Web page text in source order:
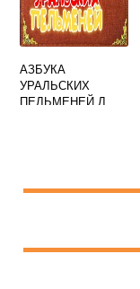
АЗБУКА
УРАЛЬСКИХ
ПЕЛЬМЕНЕЙ Л